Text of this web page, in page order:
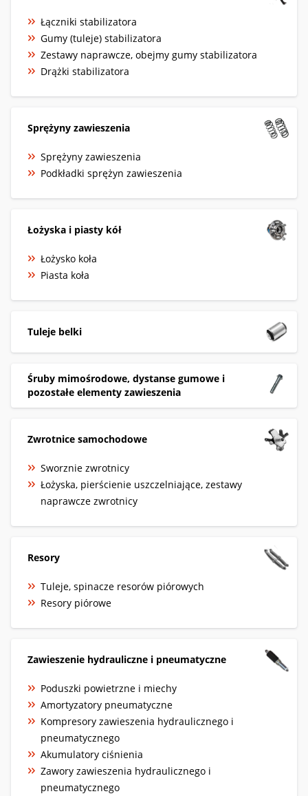
Łączniki stabilizatora
Gumy (tuleje) stabilizatora
Zestawy naprawcze, obejmy gumy stabilizatora
Drążki stabilizatora
Sprężyny zawieszenia
Sprężyny zawieszenia
Podkładki sprężyn zawieszenia
Łożyska i piasty kół
Łożysko koła
Piasta koła
Tuleje belki
Śruby mimośrodowe, dystanse gumowe i
pozostałe elementy zawieszenia
Zwrotnice samochodowe
Sworznie zwrotnicy
Łożyska, pierścienie uszczelniające, zestawy
naprawcze zwrotnicy
Resory
Tuleje, spinacze resorów piórowych
Resory piórowe
Zawieszenie hydrauliczne i pneumatyczne
Poduszki powietrzne i miechy
Amortyzatory pneumatyczne
Kompresory zawieszenia hydraulicznego i
pneumatycznego
Akumulatory ciśnienia
Zawory zawieszenia hydraulicznego i
pneumatycznego